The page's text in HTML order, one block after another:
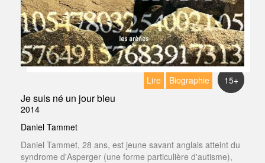
Lire Biographie 15+
Je suis né un jour bleu
2014
Daniel Tammet
Daniel Tammet, 28 ans, est jeune savant anglais atteint du
syndrome d'Asperger (une forme particulière d'autisme),